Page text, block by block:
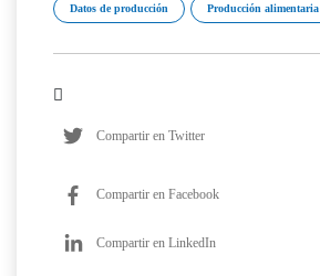
Datos de producción Producción alimentaria
Compartir en Twitter
Compartir en Facebook
Compartir en LinkedIn